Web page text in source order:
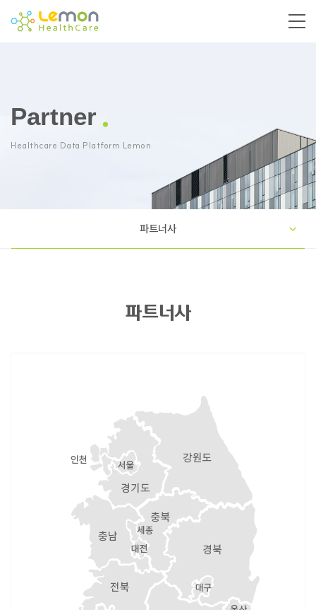
Partner
Healthcare Data Platform Lemon
파트너사
파트너사